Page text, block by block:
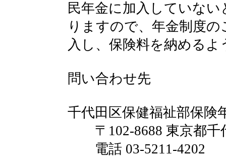
民年金に加入していな
りますので、年金制度
入し、保険料を納める
問い合わせ先
千代田区保健福祉部保
〒102-8688 東京都千
電話 03-5211-4202